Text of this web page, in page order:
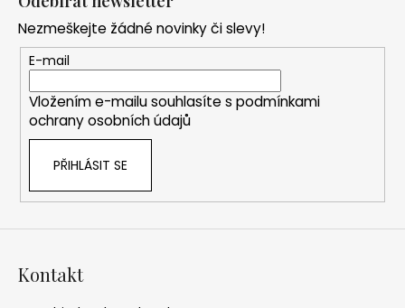
Nezmeškejte žádné novinky či slevy!
E-mail
Vložením e-mailu souhlasíte s podmínkami
ochrany osobních údajů
PŘIHLÁSIT SE
Kontakt